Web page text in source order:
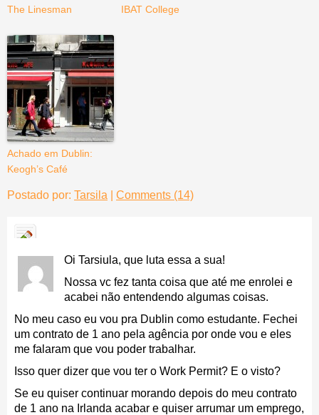
The Linesman
IBAT College
Achado em Dublin:
Keogh’s Café
Postado por: Tarsila Comments (14)
Oi Tarsiula, que luta essa a sua!
Nossa vc fez tanta coisa que até me enrolei e
acabei não entendendo algumas coisas.
No meu caso eu vou pra Dublin como estudante. Fechei
um contrato de 1 ano pela agência por onde vou e eles
me falaram que vou poder trabalhar.
Isso quer dizer que vou ter o Work Permit? E o visto?
Se eu quiser continuar morando depois do meu contrato
de 1 ano na Irlanda acabar e quiser arrumar um emprego,